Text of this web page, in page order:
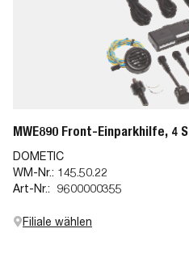
MWE890 Front-Einparkhilfe, 4 S
DOMETIC
WM-Nr.: 145.50.22
Art-Nr.: 9600000355
Filiale wählen